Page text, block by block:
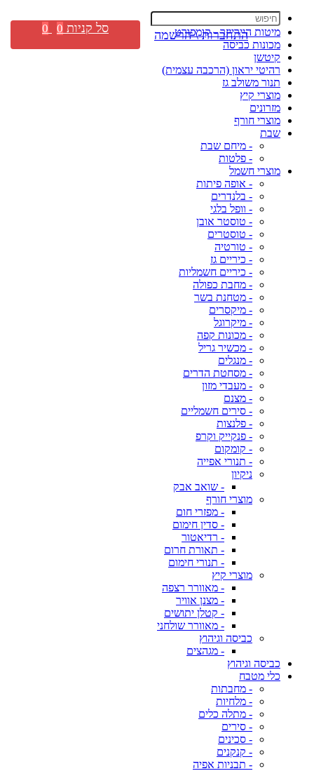
מיטות היירייזר - קומפורט
מכונות כביסה
קיטשן
רהיטי יראון (הרכבה עצמית)
תנור משולב גז
מוצרי קיץ
מזרונים
מוצרי חורף
שבת
- מיחם שבת
- פלטות
מוצרי חשמל
- אופה פיתות
- בלנדרים
- וופל בלגי
- טוסטר אובן
- טוסטרים
- טורטיה
- כיריים גז
- כיריים חשמליות
- מחבת כפולה
- מטחנת בשר
- מיקסרים
- מיקרוגל
- מכונות קפה
- מכשיר גריל
- מנגלים
- מסחטת הדרים
- מעבדי מזון
- מצנם
- סירים חשמליים
- פלנצות
- פנקייק וקרפ
- קומקום
- תנורי אפייה
ניקיון
- שואב אבק
מוצרי חורף
- מפזרי חום
- סדין חימום
- רדיאטור
- תאורת חרום
- תנורי חימום
מוצרי קיץ
- מאוורר רצפה
- מצנן אוויר
- קטלן יתושים
- מאוורר שולחני
כביסה וגיהוץ
- מגהצים
כביסה וגיהוץ
כלי מטבח
- מחבתות
- מלחיות
- מתלה כלים
- סירים
- סכינים
- קנקנים
- תבניות אפיה
התחברות \ הרשמה סל קניות 0
0